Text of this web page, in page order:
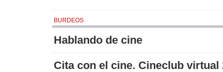
BURDEOS
Hablando de cine
Cita con el cine. Cineclub virtual